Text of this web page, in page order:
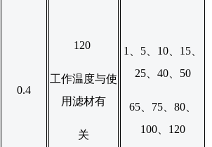
0.4
120
工作温度与使
用滤材有
关
1、5、10、15、
25、40、50
65、75、80、
100、120